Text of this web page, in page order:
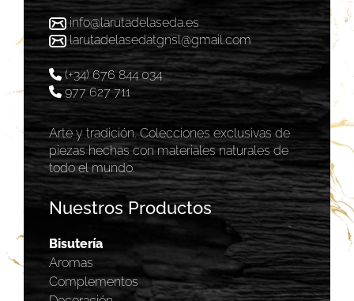
info@larutadelaseda.es
larutadelasedatgnsl@gmail.com
(+34) 676 844 034
977 627 711
Arte y tradición. Colecciones exclusivas de
piezas hechas con materiales naturales de
todo el mundo.
Nuestros Productos
Bisutería
Aromas
Complementos